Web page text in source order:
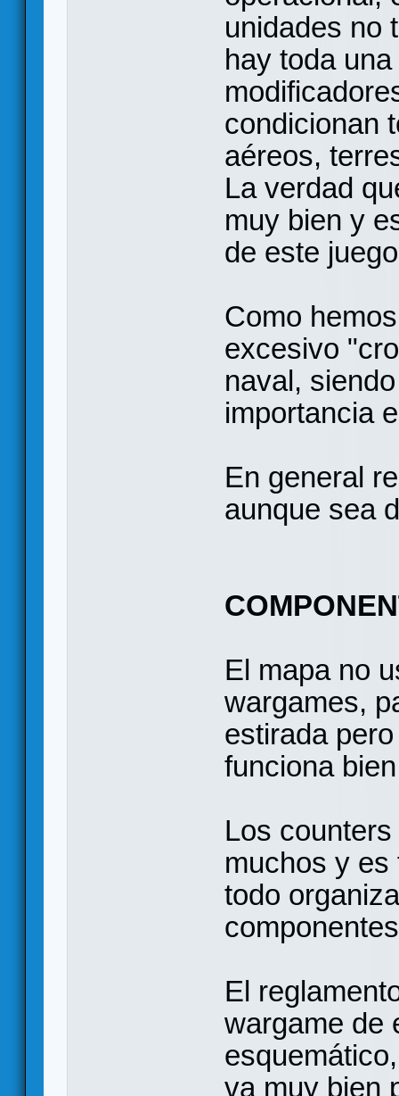
unidades no
hay toda
condicionan
aéreos,
La verdad
muy bien y
de este
Como
excesivo
naval,
importancia
En general
aunque sea
El mapa no
wargames,
estirada
funciona
Los
muchos y es
todo
El
wargame de
va muy bien